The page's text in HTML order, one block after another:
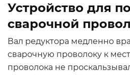
Устройство для
сварочной
Вал редуктора медленно
сварочную проволоку к
проволока не